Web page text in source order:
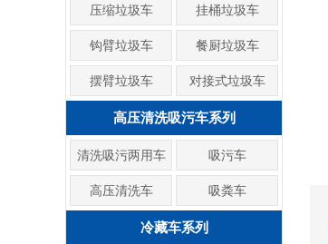
压缩垃圾车 挂桶垃圾车
钩臂垃圾车 餐厨垃圾车
摆臂垃圾车 对接式垃圾车
高压清洗吸污车系列
清洗吸污两用车 吸污车
高压清洗车 吸粪车
冷藏车系列